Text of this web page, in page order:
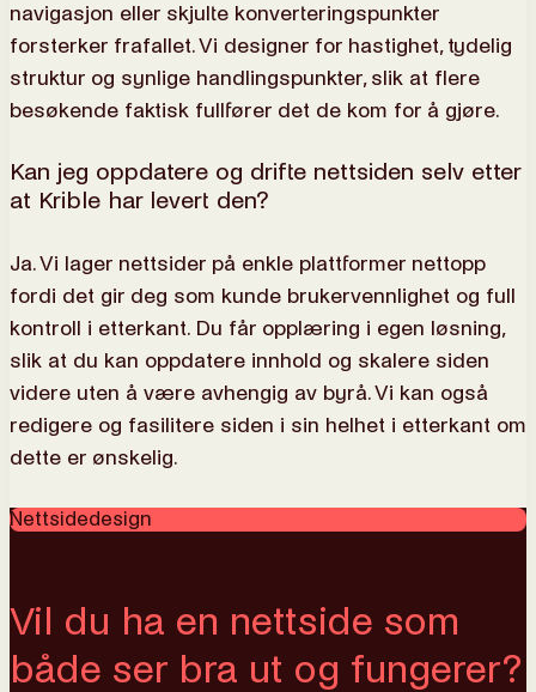
navigasjon eller skjulte konverteringspunkter
forsterker frafallet. Vi designer for hastighet, tydelig
struktur og synlige handlingspunkter, slik at flere
besøkende faktisk fullfører det de kom for å gjøre.
Kan jeg oppdatere og drifte nettsiden selv etter
at Krible har levert den?
Ja. Vi lager nettsider på enkle plattformer nettopp
fordi det gir deg som kunde brukervennlighet og full
kontroll i etterkant. Du får opplæring i egen løsning,
slik at du kan oppdatere innhold og skalere siden
videre uten å være avhengig av byrå. Vi kan også
redigere og fasilitere siden i sin helhet i etterkant om
dette er ønskelig.
Nettsidedesign
Vil du ha en nettside som
både ser bra ut og fungerer?